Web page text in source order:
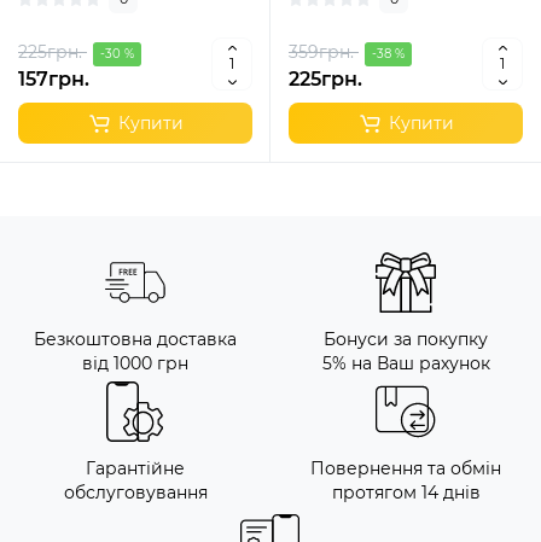
225грн. -30 %
157грн.
Купити
359грн. -38 %
225грн.
Купити
Безкоштовна доставка
від 1000 грн
Бонуси за покупку
5% на Ваш рахунок
Гарантійне
обслуговування
Повернення та обмін
протягом 14 днів